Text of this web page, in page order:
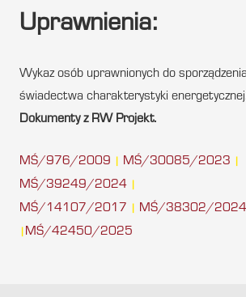
Uprawnienia:
Wykaz osób uprawnionych do sporządzenia
świadectwa charakterystyki
Dokumenty z RW Projekt.
MŚ/976/2009 MŚ/30085/2023
MŚ/39249/2024
MŚ/14107/2017 MŚ/38302/2024
MŚ/42450/2025